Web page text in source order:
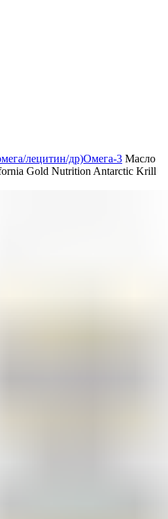
лецитин/др)Омега-3 Масло
Gold Nutrition Antarctic Krill